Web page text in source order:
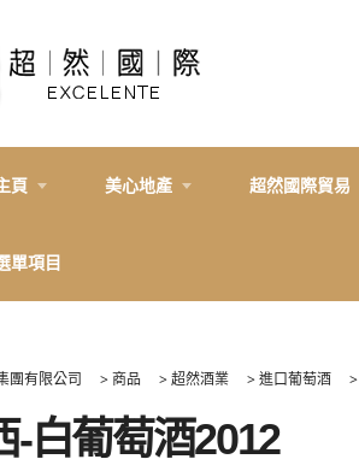
頁 美心地產 超然國際貿易
單項目
團有限公司 >商品 >超然酒業 >進口葡萄酒 >
-白葡萄酒2012